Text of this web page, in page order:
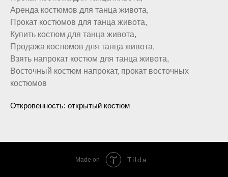
Аренда костюмов для танца живота,
Прокат костюмов для танца живота,
Купить костюм для танца живота,
Продажа костюмов для танца живота,
Взять напрокат костюм для танца живота,
Восточный костюм напрокат, прокат восточных
костюмов
Откровенность: открытый костюм
Made on Tilda